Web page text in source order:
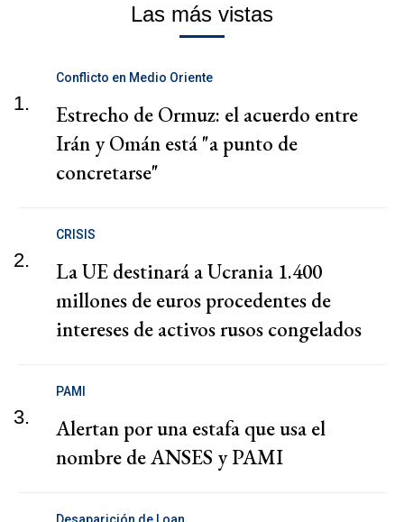
Las más vistas
1.
Conflicto en Medio Oriente
Estrecho de Ormuz: el acuerdo entre
Irán y Omán está "a punto de
concretarse"
2.
CRISIS
La UE destinará a Ucrania 1.400
millones de euros procedentes de
intereses de activos rusos congelados
3.
PAMI
Alertan por una estafa que usa el
nombre de ANSES y PAMI